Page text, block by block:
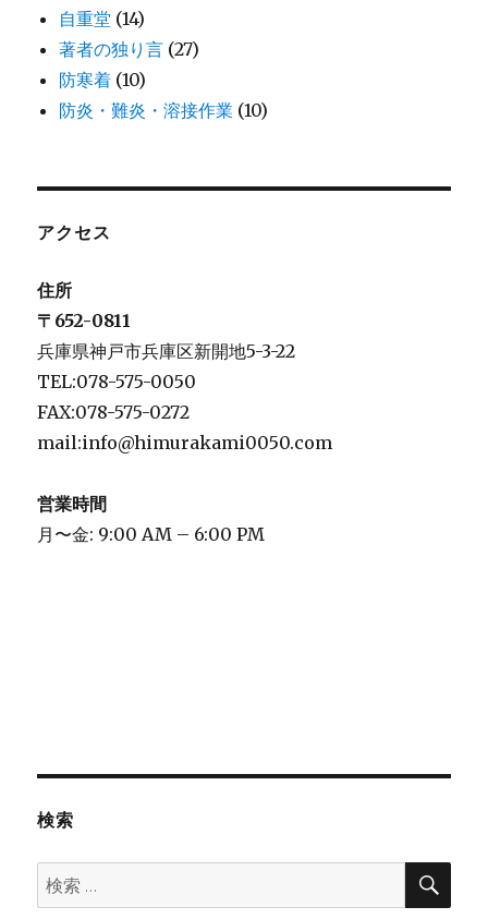
自重堂 (14)
著者の独り言 (27)
防寒着 (10)
防炎・難炎・溶接作業 (10)
アクセス
住所
〒652-0811
兵庫県神戸市兵庫区新開地5-3-22
TEL:078-575-0050
FAX:078-575-0272
mail:info@himurakami0050.com
営業時間
月〜金: 9:00 AM – 6:00 PM
検索
検
索:
検